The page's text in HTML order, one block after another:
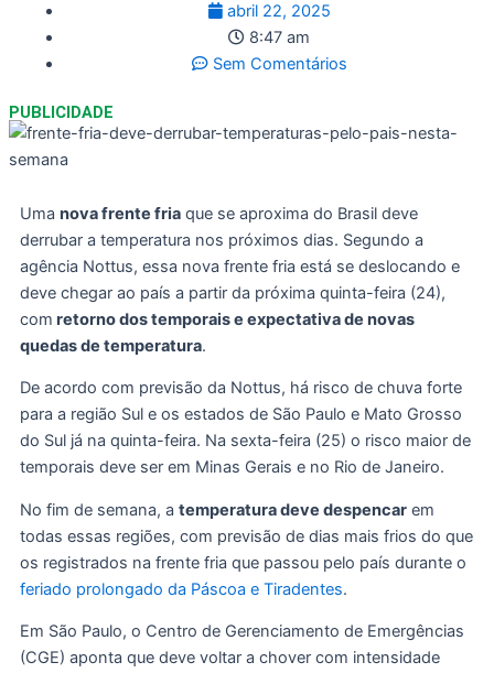
abril 22, 2025
8:47 am
Sem Comentários
PUBLICIDADE
Uma nova frente fria que se aproxima do Brasil deve
derrubar a temperatura nos próximos dias. Segundo a
agência Nottus, essa nova frente fria está se deslocando e
deve chegar ao país a partir da próxima quinta-feira (24),
com retorno dos temporais e expectativa de novas
quedas de temperatura.
De acordo com previsão da Nottus, há risco de chuva forte
para a região Sul e os estados de São Paulo e Mato Grosso
do Sul já na quinta-feira. Na sexta-feira (25) o risco maior de
temporais deve ser em Minas Gerais e no Rio de Janeiro.
No fim de semana, a temperatura deve despencar em
todas essas regiões, com previsão de dias mais frios do que
os registrados na frente fria que passou pelo país durante o
feriado prolongado da Páscoa e Tiradentes.
Em São Paulo, o Centro de Gerenciamento de Emergências
(CGE) aponta que deve voltar a chover com intensidade